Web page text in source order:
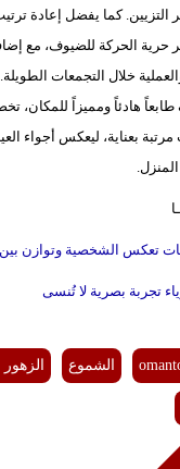
التزيين. كما يفضل إعادة
حرية الحركة للضيوف، مع
خلال التجمعات الطويلة.
طابعاً هادئاً ومميزاً للمكان،
بعناية، ليعكس أجواء
تجربة بصرية لا تُنسى
الشموع